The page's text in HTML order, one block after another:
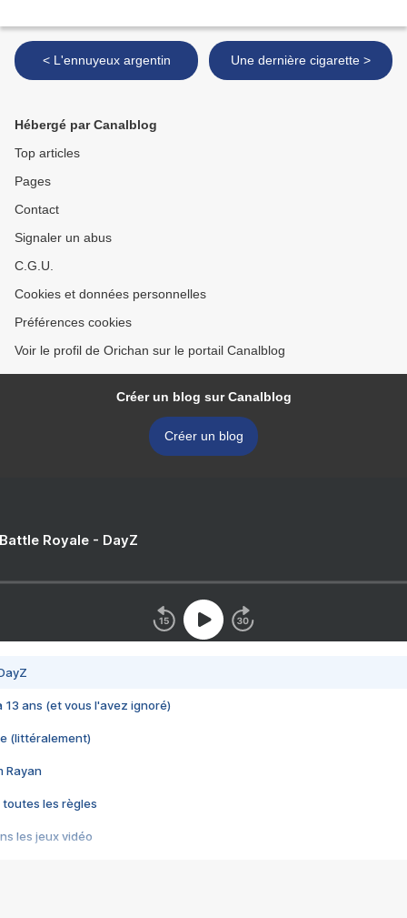
< L'ennuyeux argentin Une dernière cigarette >
Hébergé par Canalblog
Top articles
Pages
Contact
Signaler un abus
C.G.U.
Cookies et données personnelles
Préférences cookies
Voir le profil de Orichan sur le portail Canalblog
Créer un blog sur Canalblog
Créer un blog
Royale - DayZ
13 ans (et vous l'avez ignoré)
(littéralement)
Rayan
toutes les règles
les jeux vidéo